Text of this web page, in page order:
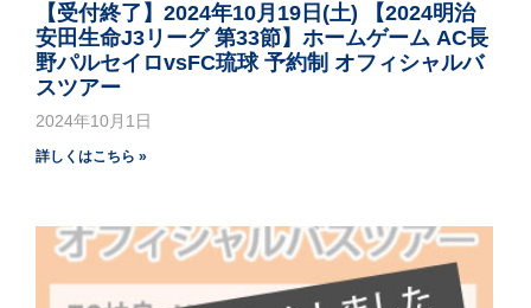
【受付終了】2024年10月19日(土) 【2024明治
安田生命J3リーグ 第33節】ホームゲーム AC長
野パルセイロvsFC琉球 予約制 オフィシャルバ
スツアー
2024年10月1日
詳しくはこちら »